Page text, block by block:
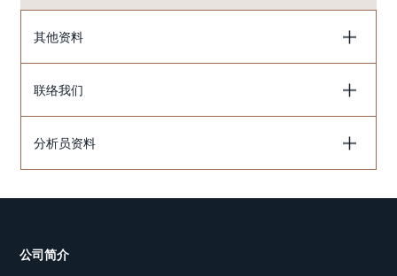
其他资料
联络我们
分析员资料
公司简介